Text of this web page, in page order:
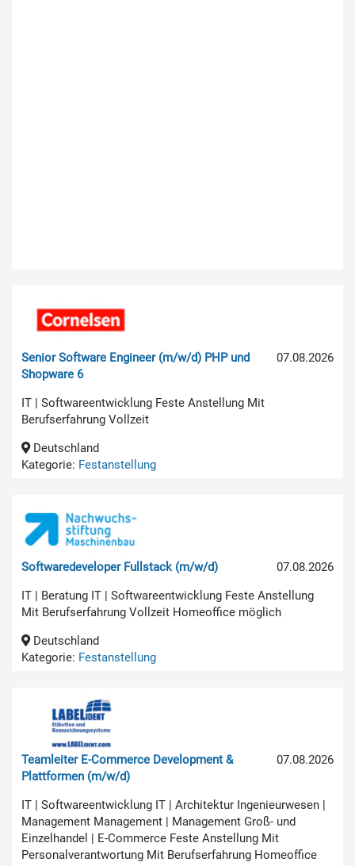
07.08.2026
Senior Software Engineer (m/w/d) PHP und
Shopware 6
IT | Softwareentwicklung Feste Anstellung Mit
Berufserfahrung Vollzeit
Deutschland
Kategorie: Festanstellung
07.08.2026
Softwaredeveloper Fullstack (m/w/d)
IT | Beratung IT | Softwareentwicklung Feste Anstellung
Mit Berufserfahrung Vollzeit Homeoffice möglich
Deutschland
Kategorie: Festanstellung
07.08.2026
Teamleiter E-Commerce Development &
Plattformen (m/w/d)
IT | Softwareentwicklung IT | Architektur Ingenieurwesen |
Management Management | Management Groß- und
Einzelhandel | E-Commerce Feste Anstellung Mit
Personalverantwortung Mit Berufserfahrung Homeoffice